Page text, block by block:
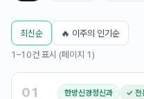
최신순 🔥 이주의 인기순
1–10건 표시 (페이지 1)
01 한방신경정신과 ✓ 전